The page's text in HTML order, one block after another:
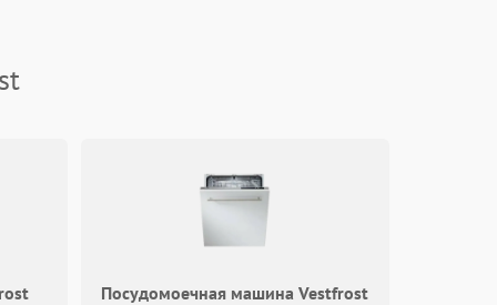
Подробнее →
1290 ₽ Подробнее →
Посудомоечная машина Vestfrost